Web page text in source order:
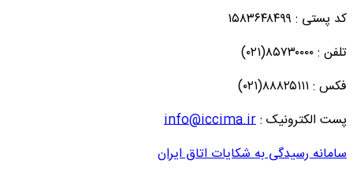
کد پستی : ۱۵۸۳۶۴۸۴۹۹
تلفن : ۸۵۷۳۰۰۰۰(۰۲۱)
فکس : ۸۸۸۲۵۱۱۱(۰۲۱)
پست الکترونیک :info@iccima.ir
سامانه رسیدگی به شکایات اتاق ایران